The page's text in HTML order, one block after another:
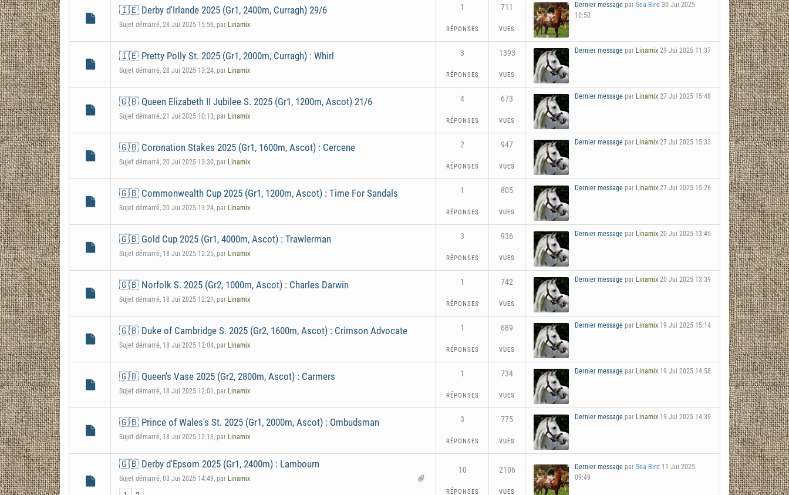
🇮🇪 Derby d'Irlande 2025 (Gr1, 2400m, Curragh) 29/6
Sujet démarré, 28 Jui 2025 15:56, par Linamix
1
RÉPONSES
711
VUES
Dernier message par Sea Bird 30 Jui 2025
10:50
🇮🇪 Pretty Polly St. 2025 (Gr1, 2000m, Curragh) : Whirl
Sujet démarré, 28 Jui 2025 13:24, par Linamix
3
RÉPONSES
1393
VUES
Dernier message par Linamix 29 Jui 2025 11:37
🇬🇧 Queen Elizabeth II Jubilee S. 2025 (Gr1, 1200m, Ascot) 21/6
Sujet démarré, 21 Jui 2025 10:13, par Linamix
4
RÉPONSES
673
VUES
Dernier message par Linamix 27 Jui 2025 15:48
🇬🇧 Coronation Stakes 2025 (Gr1, 1600m, Ascot) : Cercene
Sujet démarré, 20 Jui 2025 13:30, par Linamix
2
RÉPONSES
947
VUES
Dernier message par Linamix 27 Jui 2025 15:33
🇬🇧 Commonwealth Cup 2025 (Gr1, 1200m, Ascot) : Time For Sandals
Sujet démarré, 20 Jui 2025 13:24, par Linamix
1
RÉPONSES
805
VUES
Dernier message par Linamix 27 Jui 2025 15:26
🇬🇧 Gold Cup 2025 (Gr1, 4000m, Ascot) : Trawlerman
Sujet démarré, 18 Jui 2025 12:25, par Linamix
3
RÉPONSES
936
VUES
Dernier message par Linamix 20 Jui 2025 13:45
🇬🇧 Norfolk S. 2025 (Gr2, 1000m, Ascot) : Charles Darwin
Sujet démarré, 18 Jui 2025 12:21, par Linamix
1
RÉPONSES
742
VUES
Dernier message par Linamix 20 Jui 2025 13:39
🇬🇧 Duke of Cambridge S. 2025 (Gr2, 1600m, Ascot) : Crimson Advocate
Sujet démarré, 18 Jui 2025 12:04, par Linamix
1
RÉPONSES
689
VUES
Dernier message par Linamix 19 Jui 2025 15:14
🇬🇧 Queen's Vase 2025 (Gr2, 2800m, Ascot) : Carmers
Sujet démarré, 18 Jui 2025 12:01, par Linamix
1
RÉPONSES
734
VUES
Dernier message par Linamix 19 Jui 2025 14:58
🇬🇧 Prince of Wales's St. 2025 (Gr1, 2000m, Ascot) : Ombudsman
Sujet démarré, 18 Jui 2025 12:13, par Linamix
3
RÉPONSES
775
VUES
Dernier message par Linamix 19 Jui 2025 14:39
🇬🇧 Derby d'Epsom 2025 (Gr1, 2400m) : Lambourn
Sujet démarré, 03 Jui 2025 14:49, par Linamix
10
RÉPONSES
2106
VUES
Dernier message par Sea Bird 11 Jui 2025
09:49